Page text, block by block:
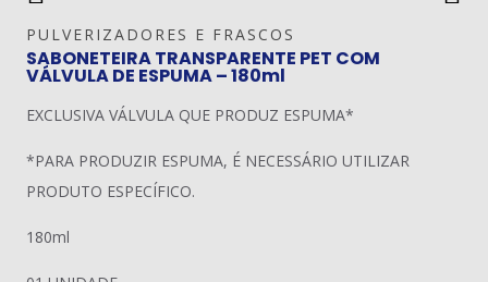
PULVERIZADORES E FRASCOS
SABONETEIRA TRANSPARENTE PET COM
VÁLVULA DE ESPUMA – 180ml
EXCLUSIVA VÁLVULA QUE PRODUZ ESPUMA*
*PARA PRODUZIR ESPUMA, É NECESSÁRIO UTILIZAR
PRODUTO ESPECÍFICO.
180ml